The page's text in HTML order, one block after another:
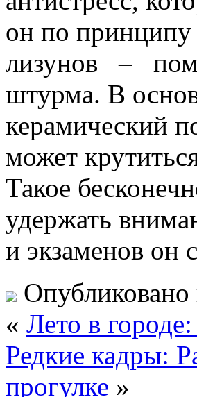
он по принципу
лизунов –
штурма. В
керамический
может
Такое
удержать
и экзаменов он
Опубликовано
« Лето в
Редкие кадры:
прогулке »